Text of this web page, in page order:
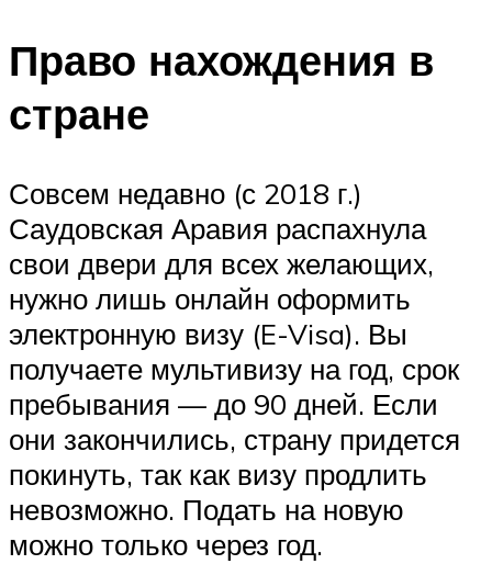
Право нахождения в
стране
Совсем недавно (с 2018 г.)
Саудовская Аравия распахнула
свои двери для всех желающих,
нужно лишь онлайн оформить
электронную визу (E-Visa). Вы
получаете мультивизу на год, срок
пребывания — до 90 дней. Если
они закончились, страну придется
покинуть, так как визу продлить
невозможно. Подать на новую
можно только через год.